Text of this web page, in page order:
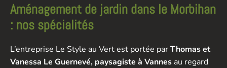
Aménagement de jardin dans le Morbihan
: nos spécialités
L’entreprise Le Style au Vert est portée parThomas et
Vanessa Le Guernevé, paysagiste à Vannes au regard